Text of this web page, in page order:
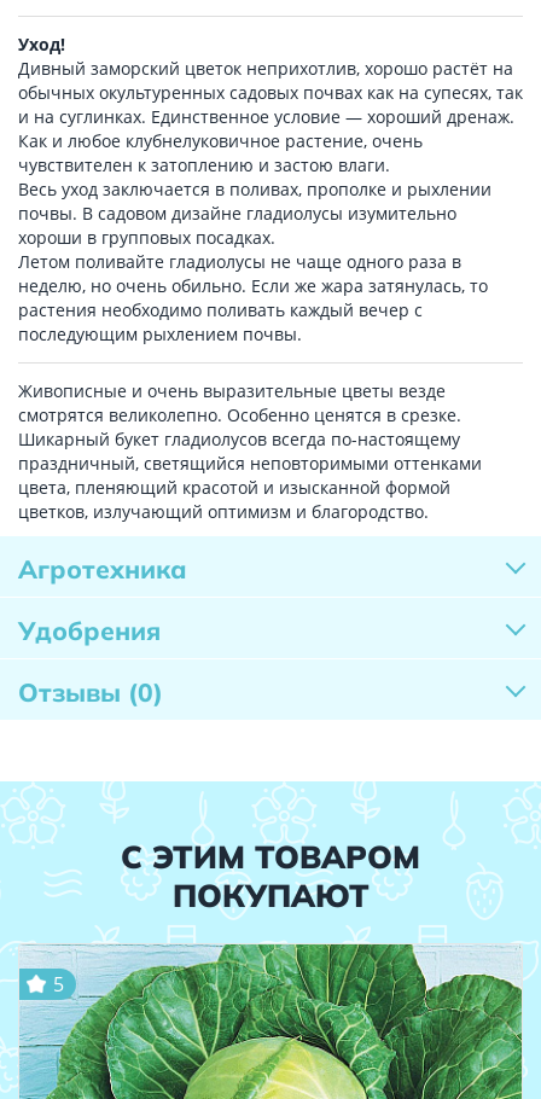
Уход!
Дивный заморский цветок неприхотлив, хорошо растёт на
обычных окультуренных садовых почвах как на супесях, так
и на суглинках. Единственное условие — хороший дренаж.
Как и любое клубнелуковичное растение, очень
чувствителен к затоплению и застою влаги.
Весь уход заключается в поливах, прополке и рыхлении
почвы. В садовом дизайне гладиолусы изумительно
хороши в групповых посадках.
Летом поливайте гладиолусы не чаще одного раза в
неделю, но очень обильно. Если же жара затянулась, то
растения необходимо поливать каждый вечер с
последующим рыхлением почвы.
Живописные и очень выразительные цветы везде
смотрятся великолепно. Особенно ценятся в срезке.
Шикарный букет гладиолусов всегда по-настоящему
праздничный, светящийся неповторимыми оттенками
цвета, пленяющий красотой и изысканной формой
цветков, излучающий оптимизм и благородство.
Агротехника
Удобрения
Отзывы (0)
С ЭТИМ ТОВАРОМ
ПОКУПАЮТ
5